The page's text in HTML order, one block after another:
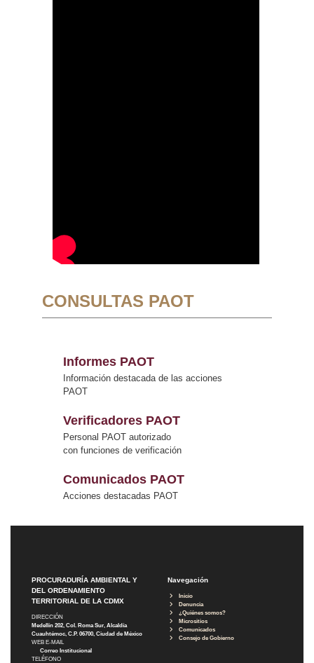
CONSULTAS PAOT
Informes PAOT
Información destacada de las acciones
PAOT
Verificadores PAOT
Personal PAOT autorizado
con funciones de verificación
Comunicados PAOT
Acciones destacadas PAOT
PROCURADURÍA AMBIENTAL Y
DEL ORDENAMIENTO
TERRITORIAL DE LA CDMX
DIRECCIÓN
Medellín 202, Col. Roma Sur, Alcaldía
Cuauhtémoc, C.P. 06700, Ciudad de México
WEB E-MAIL
Correo Institucional
TELÉFONO
Navegación
Inicio
Denuncia
¿Quiénes somos?
Micrositios
Comunicados
Consejo de Gobierno